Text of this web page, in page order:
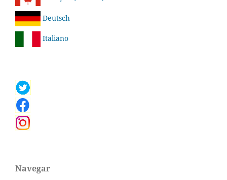
Deutsch
Italiano
Navegar